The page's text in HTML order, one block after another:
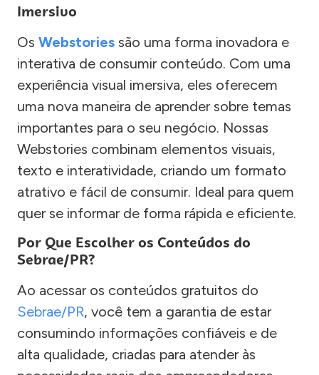
Imersivo
Os Webstories são uma forma inovadora e
interativa de consumir conteúdo. Com uma
experiência visual imersiva, eles oferecem
uma nova maneira de aprender sobre temas
importantes para o seu negócio. Nossas
Webstories combinam elementos visuais,
texto e interatividade, criando um formato
atrativo e fácil de consumir. Ideal para quem
quer se informar de forma rápida e eficiente.
Por Que Escolher os Conteúdos do
Sebrae/PR?
Ao acessar os conteúdos gratuitos do
Sebrae/PR, você tem a garantia de estar
consumindo informações confiáveis e de
alta qualidade, criadas para atender às